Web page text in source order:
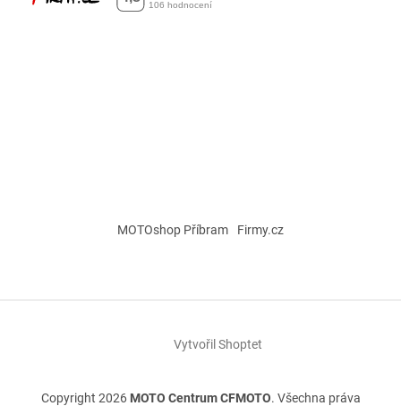
MOTOshop Příbram Firmy.cz
Vytvořil Shoptet
Copyright 2026 MOTO Centrum CFMOTO. Všechna práva